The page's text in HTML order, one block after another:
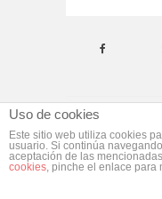
© ebym. Todos
Uso de cookies
Este sitio web utiliza cookies
usuario. Si continúa
aceptación de las
cookies, pinche el enlace para